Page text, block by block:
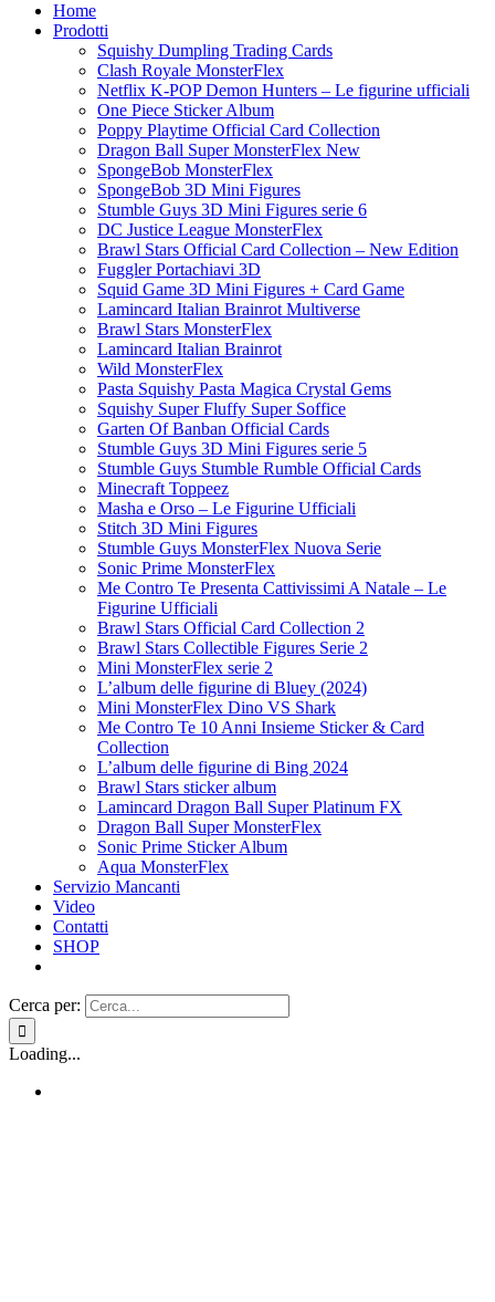
Home
Prodotti
Squishy Dumpling Trading Cards
Clash Royale MonsterFlex
Netflix K-POP Demon Hunters – Le figurine ufficiali
One Piece Sticker Album
Poppy Playtime Official Card Collection
Dragon Ball Super MonsterFlex New
SpongeBob MonsterFlex
SpongeBob 3D Mini Figures
Stumble Guys 3D Mini Figures serie 6
DC Justice League MonsterFlex
Brawl Stars Official Card Collection – New Edition
Fuggler Portachiavi 3D
Squid Game 3D Mini Figures + Card Game
Lamincard Italian Brainrot Multiverse
Brawl Stars MonsterFlex
Lamincard Italian Brainrot
Wild MonsterFlex
Pasta Squishy Pasta Magica Crystal Gems
Squishy Super Fluffy Super Soffice
Garten Of Banban Official Cards
Stumble Guys 3D Mini Figures serie 5
Stumble Guys Stumble Rumble Official Cards
Minecraft Toppeez
Masha e Orso – Le Figurine Ufficiali
Stitch 3D Mini Figures
Stumble Guys MonsterFlex Nuova Serie
Sonic Prime MonsterFlex
Me Contro Te Presenta Cattivissimi A Natale – Le
Figurine Ufficiali
Brawl Stars Official Card Collection 2
Brawl Stars Collectible Figures Serie 2
Mini MonsterFlex serie 2
L’album delle figurine di Bluey (2024)
Mini MonsterFlex Dino VS Shark
Me Contro Te 10 Anni Insieme Sticker & Card
Collection
L’album delle figurine di Bing 2024
Brawl Stars sticker album
Lamincard Dragon Ball Super Platinum FX
Dragon Ball Super MonsterFlex
Sonic Prime Sticker Album
Aqua MonsterFlex
Servizio Mancanti
Video
Contatti
SHOP
Cerca per:
Loading...